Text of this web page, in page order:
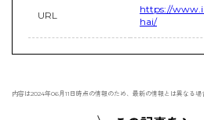
URL
https://
hai/
内容は2024年06月11日時点の情報のため、最新の情報とは異なる